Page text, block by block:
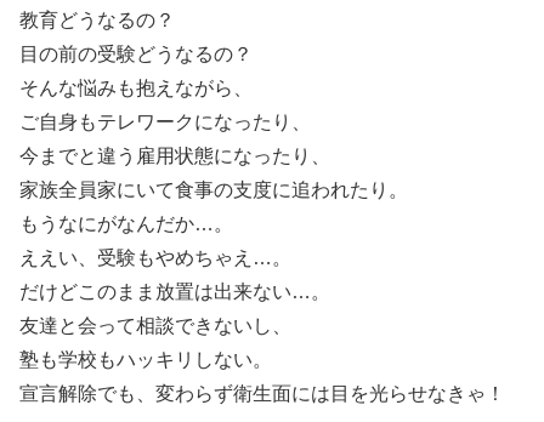
教育どうなるの？
目の前の受験どうなるの？
そんな悩みも抱えながら、
ご自身もテレワークになったり、
今までと違う雇用状態になったり、
家族全員家にいて食事の支度に追われたり。
もうなにがなんだか…。
ええい、受験もやめちゃえ…。
だけどこのまま放置は出来ない…。
友達と会って相談できないし、
塾も学校もハッキリしない。
宣言解除でも、変わらず衛生面には目を光らせなきゃ！